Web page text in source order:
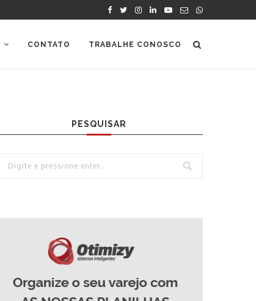
CONTATO TRABALHE CONOSCO
PESQUISAR